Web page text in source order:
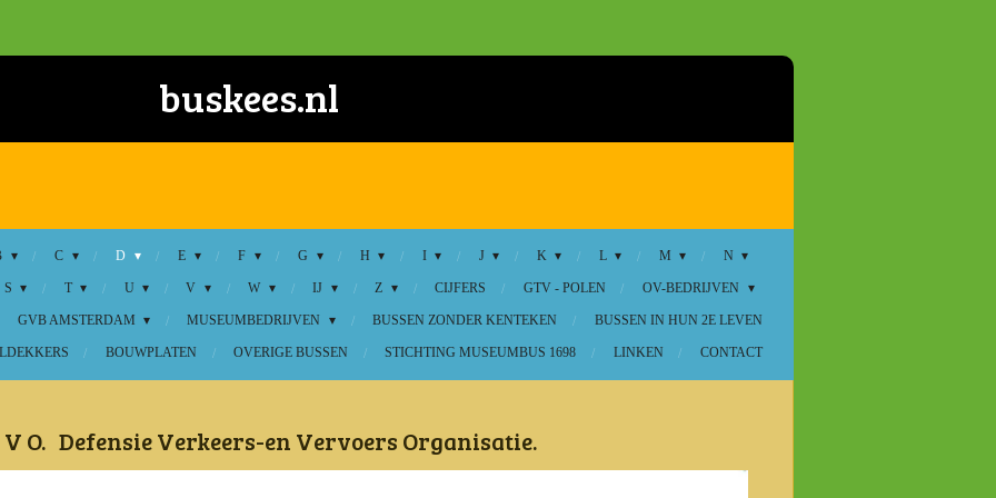
buskees.nl
C D E F G H I J K L M N
S T U V W IJ Z CIJFERS GTV - POLEN OV-BEDRIJVEN
GVB AMSTERDAM MUSEUMBEDRIJVEN BUSSEN ZONDER KENTEKEN BUSSEN IN HUN 2E LEVEN
BOUWPLATEN OVERIGE BUSSEN STICHTING MUSEUMBUS 1698 LINKEN CONTACT
V O. Defensie Verkeers-en Vervoers Organisatie.